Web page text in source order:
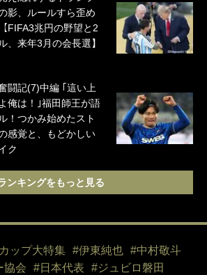
影、ルールすら歪め
FIFA3兆円の野望と2
、来年3月の会長選】
闘記(7)中編 ｢這い上
俺は！｣福田師王が語
！つかみ始めたスト
感覚と、もどかしい
ク
ンキングをもっと見る
ップ大特集 #伊東純也
#中村敬斗
協会
#日本代表
#ジュビロ磐田